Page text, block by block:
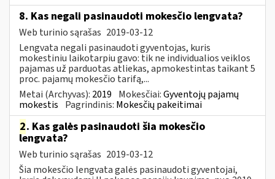
8. Kas negali pasinaudoti mokesčio lengvata?
Web turinio sąrašas 2019-03-12
Lengvata negali pasinaudoti gyventojas, kuris
mokestiniu laikotarpiu gavo: tik ne individualios veiklos
pajamas už parduotas atliekas, apmokestintas taikant 5
proc. pajamų mokesčio tarifą,...
Metai (Archyvas): 2019 Mokesčiai:Gyventojų pajamų
mokestis Pagrindinis: Mokesčių pakeitimai
2. Kas galės pasinaudoti šia mokesčio
lengvata?
Web turinio sąrašas 2019-03-12
Šia mokesčio lengvata galės pasinaudoti gyventojai,